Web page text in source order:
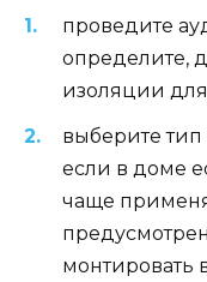
проведите
определите,
изоляции
выберите тип
если в доме
чаще
монтировать